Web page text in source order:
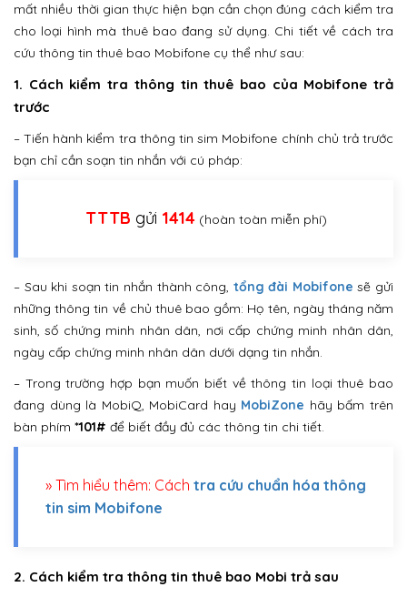
mất nhiều thời gian thực hiện bạn cần chọn đúng cách kiểm tra
cho loại hình mà thuê bao đang sử dụng. Chi tiết về cách tra
cứu thông tin thuê bao Mobifone cụ thể như sau:
1. Cách kiểm tra thông tin thuê bao của Mobifone trả
trước
– Tiến hành kiểm tra thông tin sim Mobifone chính chủ trả trước
bạn chỉ cần soạn tin nhắn với cú pháp:
TTTB gửi 1414 (hoàn toàn miễn phí)
– Sau khi soạn tin nhắn thành công, tổng đài Mobifone sẽ gửi
những thông tin về chủ thuê bao gồm: Họ tên, ngày tháng năm
sinh, số chứng minh nhân dân, nơi cấp chứng minh nhân dân,
ngày cấp chứng minh nhân dân dưới dạng tin nhắn.
– Trong trường hợp bạn muốn biết về thông tin loại thuê bao
đang dùng là MobiQ, MobiCard hay MobiZone hãy bấm trên
bàn phím *101# để biết đầy đủ các thông tin chi tiết.
» Tìm hiểu thêm: Cách tra cứu chuẩn hóa thông
tin sim Mobifone
2. Cách kiểm tra thông tin thuê bao Mobi trả sau